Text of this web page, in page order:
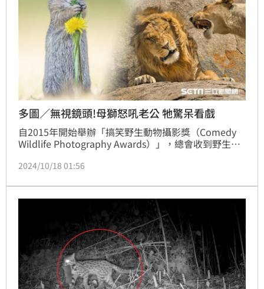
多圖／無視鏡頭!母獅怒吼老公 牠驚呆看戲
自2015年開始舉辦「搞笑野生動物攝影獎（Comedy
Wildlife Photography Awards）」，總會收到野生動
蛋疼等。這項活動舉辦至今已經9年，這次總計收到近9
入圍決賽的40張作品，每張讓人看了都笑開懷，不禁想
再確認：「真的不是工讀生扮的嗎？」
2024/10/18 01:56